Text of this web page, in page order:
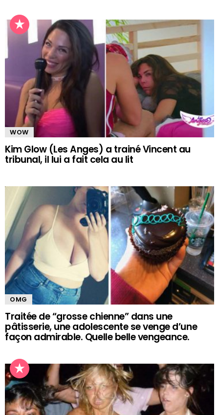
WOW
Kim Glow (Les Anges) a trainé Vincent au
tribunal, il lui a fait cela au lit
OMG
Traitée de “grosse chienne” dans une
pâtisserie, une adolescente se venge d’une
façon admirable. Quelle belle vengeance.